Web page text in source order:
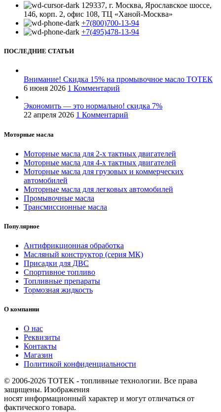
129337, г. Москва, Ярославское шоссе,
146, корп. 2, офис 108, ТЦ «Ханой-Москва»
+7(800)700-13-94
+7(495)478-13-94
ПОСЛЕДНИЕ СТАТЬИ
Внимание! Скидка 15% на промывочное масло ТОТЕК
6 июня 2026 1 Комментарий
Экономить — это нормально! скидка 7%
22 апреля 2026 1 Комментарий
Моторные масла
Моторные масла для 2-х тактных двигателей
Моторные масла для 4-х тактных двигателей
Моторные масла для грузовых и коммерческих
автомобилей
Моторные масла для легковых автомобилей
Промывочные масла
Трансмиссионные масла
Популярное
Антифрикционная обработка
Масляный конструктор (серия МК)
Присадки для ДВС
Спортивное топливо
Топливные препараты
Тормозная жидкость
О компании
О нас
Реквизиты
Контакты
Магазин
Политикой конфиденциальности
© 2006-2026 TOTEK - топливные технологии. Все права
защищены. Изображения
носят информационный характер и могут отличаться от
фактического товара.